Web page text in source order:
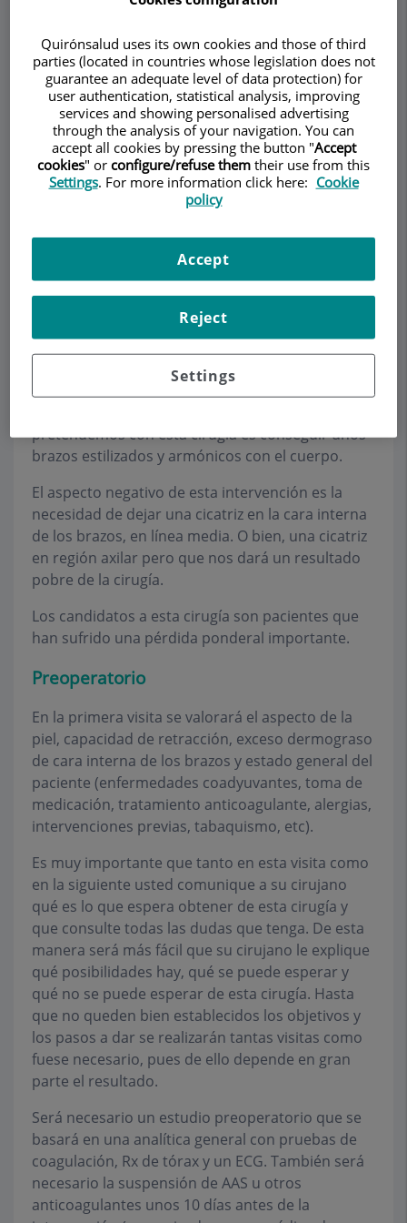
DescripciónServiciosEquipoContactoDatos de interés
Horario
Pedir cita
Braquioplastia
aspecto de las extremidades superiores (EESS)
mediante resección del exceso dermograso de
pretendemos con esta cirugía es conseguir unos
brazos estilizados y armónicos con el cuerpo.
El aspecto negativo de esta intervención es la
necesidad de dejar una cicatriz en la cara interna
de los brazos, en línea media. O bien, una cicatriz
en región axilar pero que nos dará un resultado
pobre de la cirugía.
Los candidatos a esta cirugía son pacientes que
han sufrido una pérdida ponderal importante.
Preoperatorio
En la primera visita se valorará el aspecto de la
piel, capacidad de retracción, exceso dermograso
de cara interna de los brazos y estado general del
paciente (enfermedades coadyuvantes, toma de
medicación, tratamiento anticoagulante, alergias,
intervenciones previas, tabaquismo, etc).
Es muy importante que tanto en esta visita como
en la siguiente usted comunique a su cirujano
qué es lo que espera obtener de esta cirugía y
que consulte todas las dudas que tenga. De esta
manera será más fácil que su cirujano le explique
qué posibilidades hay, qué se puede esperar y
qué no se puede esperar de esta cirugía. Hasta
que no queden bien establecidos los objetivos y
los pasos a dar se realizarán tantas visitas como
fuese necesario, pues de ello depende en gran
parte el resultado.
Será necesario un estudio preoperatorio que se
basará en una analítica general con pruebas de
coagulación, Rx de tórax y un ECG. También será
necesario la suspensión de AAS u otros
anticoagulantes unos 10 días antes de la
Quirónsalud uses its own cookies and those of third
parties (located in countries whose legislation does not
guarantee an adequate level of data protection) for
user authentication, statistical analysis, improving
services and showing personalised advertising
through the analysis of your navigation. You can
accept all cookies by pressing the button "Accept
cookies" or configure/refuse them their use from this
Settings. For more information click here: Cookie
policy
Settings
Reject
Accept